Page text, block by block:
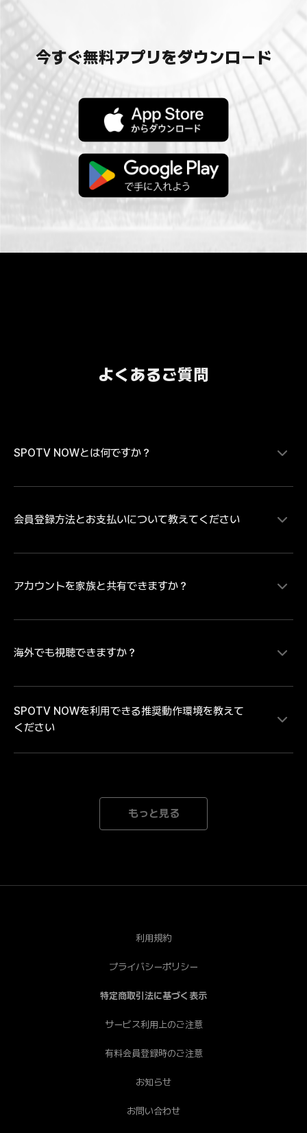
今すぐ無料アプリをダウンロード
よくあるご質問
SPOTV NOWとは何ですか？
MLB、サウジ・プロフェッショナルリーグの試合をラ
平ら日本を代表するプレイヤーの試合を中心にレギュラ
配信。MLB日本人選手ダイジェスト映像や試合ハイラ
録をしていただければどなたでも無料で視聴いただけま
登録後に有料会員への登録が必要となります。
会員登録方法とお支払いについて教えてください
SPOTV NOWの有料コンテンツをご視聴いただく場
お支払い方法のご登録にあたり Android端末のアプリか
play決済」 iOS端末のアプリからお支払い方法をご登録
のため、「クレジット/デビットカード、モバイルキャ
パス」の購入をご希望の場合は、SPOTV NOWのWEB
ページからお手続きを進めてください。※ご登録完了後
は、ご登録のメールアドレスとパスワードにてログイン
アカウントを家族と共有できますか？
各アカウントには、1人のユーザーのみがアクセスでき
と、自動的にログアウトされます。
海外でも視聴できますか？
SPOTV NOWは日本向けのサービスです。海外ではご
利用いただけません。中継権と著作権の範囲外にある海
外では、接続を遮断しております。海外中継者の権利を
解とご了承のほどよろしくお願いいたします。
SPOTV NOWを利用できる推奨動作環境を教えて
ください
以上のデバイスをご利用の場合でも、機器の性能が低下
された場合にはご利用になれない場合がございます。
す。
もっと見る
利用規約
プライバシーポリシー
特定商取引法に基づく表示
サービス利用上のご注意
有料会員登録時のご注意
お知らせ
お問い合わせ